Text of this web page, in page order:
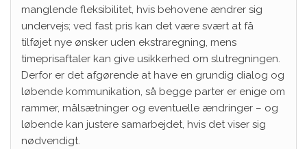
manglende fleksibilitet, hvis behovene ændrer sig
undervejs; ved fast pris kan det være svært at få
tilføjet nye ønsker uden ekstraregning, mens
timeprisaftaler kan give usikkerhed om slutregningen.
Derfor er det afgørende at have en grundig dialog og
løbende kommunikation, så begge parter er enige om
rammer, målsætninger og eventuelle ændringer – og
løbende kan justere samarbejdet, hvis det viser sig
nødvendigt.